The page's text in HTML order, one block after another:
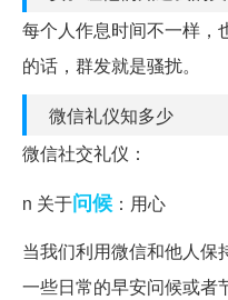
每个人作息时间不一样，
的话，群发就是骚扰。
微信礼仪知多少
微信社交礼仪：
n 关于问候 ：用心
当我们利用微信和他人保
一些日常的早安问候或者